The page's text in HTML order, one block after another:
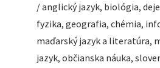
/ anglický jazyk, biológia,
fyzika, geografia, chémia,
maďarský jazyk a literatúra,
jazyk, občianska náuka,